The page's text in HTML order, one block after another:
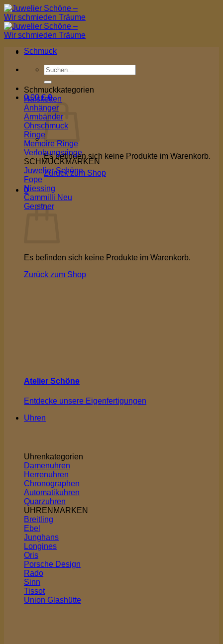
Zum
Inhalt
springen
Suchen
nach:
0,00€ 0
Es befinden sich keine Produkte im Warenkorb.
Zurück zum Shop
0
Warenkorb
Es befinden sich keine Produkte im Warenkorb.
Zurück zum Shop
Schmuck
Schmuckkategorien
Halsketten
Anhänger
Armbänder
Ohrschmuck
Ringe
Memoire Ringe
Verlobungsringe
SCHMUCKMARKEN
Juwelier Schöne
Fope
Niessing
Cammilli
Gerstner
Atelier Schöne
Entdecke unsere Eigenfertigungen
Uhren
Uhrenkategorien
Damenuhren
Herrenuhren
Chronographen
Automatikuhren
Quarzuhren
UHRENMARKEN
Breitling
Ebel
Junghans
Longines
Oris
Porsche Design
Rado
Sinn
Tissot
Union Glashütte